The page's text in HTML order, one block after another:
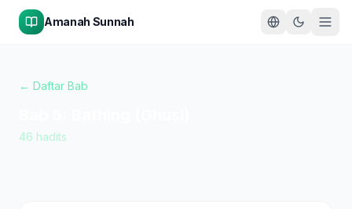
Amanah Sunnah
← Daftar Bab
46 hadits